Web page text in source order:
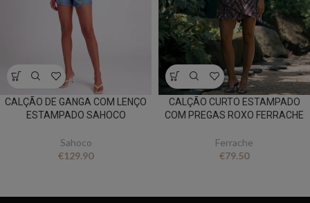
CALÇÃO DE GANGA COM LENÇO
ESTAMPADO SAHOCO
Sahoco
€129.90
CALÇÃO CURTO ESTAMPADO
COM PREGAS ROXO FERRACHE
Ferrache
€79.50